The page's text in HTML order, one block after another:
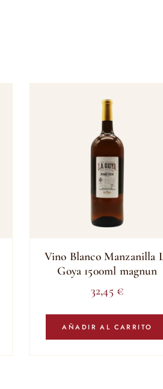
Vino Blanco Manzanilla
Goya 1500ml magnun
32,45 €
AÑADIR AL CARRITO